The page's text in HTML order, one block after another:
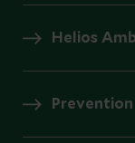
Helios